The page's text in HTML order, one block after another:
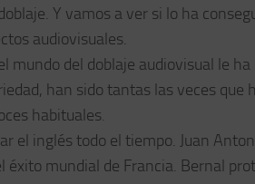
Y vamos a ver si lo ha
audiovisuales.
mundo del doblaje audiovisual le
han sido tantas las veces
habituales.
el inglés todo el tiempo. Juan
éxito mundial de Francia. Bernal